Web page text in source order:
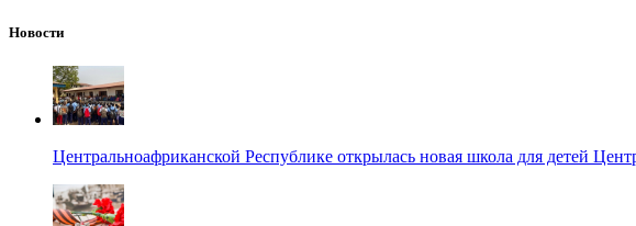
Новости
Центральноафриканской Республике открылась новая школа для детей